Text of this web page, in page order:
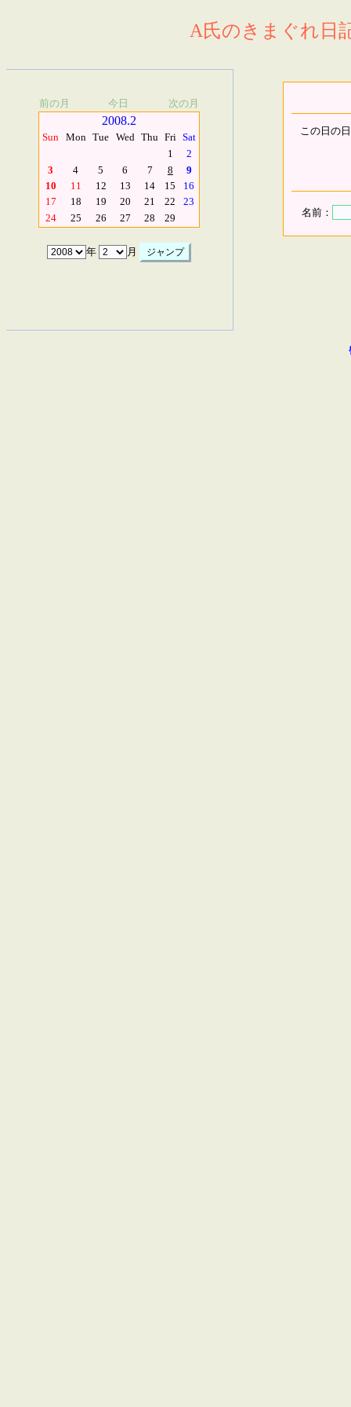
A氏のきまぐれ日
前の月 今日 次の月
2008.2
Sun Mon Tue Wed Thu Fri Sat
1
2
3
4 5 6 7 8
9
10
11 12 13 14 15
16
17
18 19 20 21 22
23
24
25 26 27 28 29
年 月
この日の
名前：